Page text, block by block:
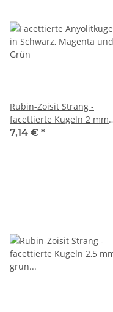
Rubin-Zoisit Strang -
facettierte Kugeln 2 mm
grün schwarz magenta, 38
7,14 € *